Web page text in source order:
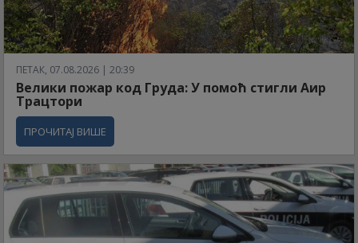
ПЕТАК, 07.08.2026 | 20:39
Велики пожар код Груда: У помоћ стигли Аир
Трацтори
ПРОЧИТАЈ ВИШЕ